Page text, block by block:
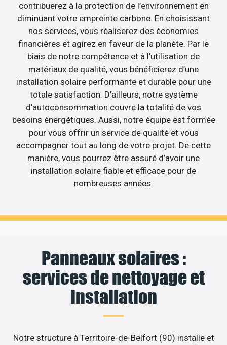
contribuerez à la protection de l’environnement en
diminuant votre empreinte carbone. En choisissant
nos services, vous réaliserez des économies
financières et agirez en faveur de la planète. Par le
biais de notre compétence et à l’utilisation de
matériaux de qualité, vous bénéficierez d’une
installation solaire performante et durable pour une
totale satisfaction. D’ailleurs, notre système
d’autoconsommation couvre la totalité de vos
besoins énergétiques. Aussi, notre équipe est formée
pour vous offrir un service de qualité et vous
accompagner tout au long de votre projet. De cette
manière, vous pourrez être assuré d’avoir une
installation solaire fiable et efficace pour de
nombreuses années.
Panneaux solaires :
services de nettoyage et
installation
Notre structure à Territoire-de-Belfort (90) installe et